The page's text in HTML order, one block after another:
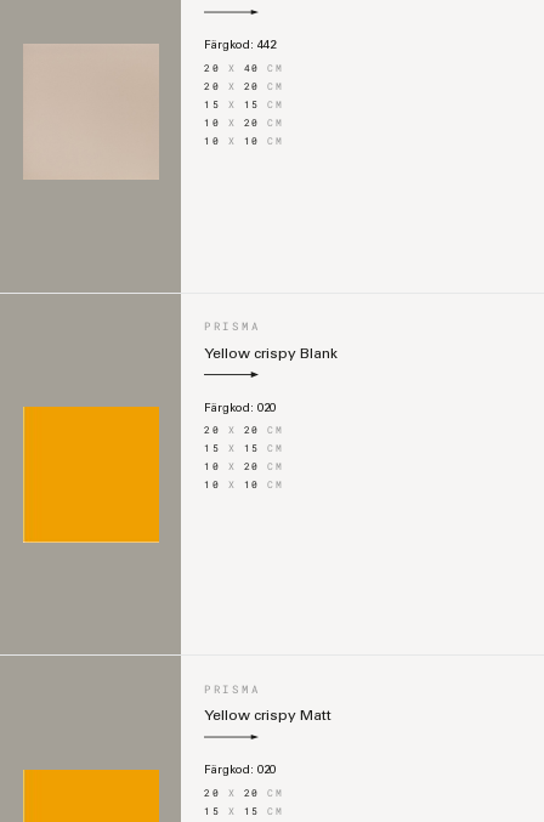
Färgkod: 442
20 X 40CM
20 X 20CM
15 X 15CM
10 X 20CM
10 X 10CM
PRISMA
Yellow crispy Blank
Färgkod: 020
20 X 20CM
15 X 15CM
10 X 20CM
10 X 10CM
PRISMA
Yellow crispy Matt
Färgkod: 020
20 X 20CM
15 X 15CM